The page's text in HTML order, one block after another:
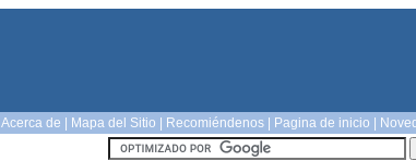
Acerca de Mapa del Sitio Recomiéndenos| Pagina de inicio